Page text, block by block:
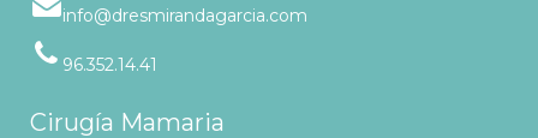
info@dresmirandagarcia.com
96.352.14.41
Cirugía Mamaria